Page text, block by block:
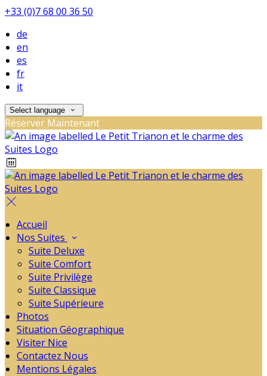
+33 (0)7 68 00 36 50
de
en
es
fr
it
Select language
Réserver Maintenant
Accueil
Nos Suites
Suite Deluxe
Suite Comfort
Suite Privilège
Suite Classique
Suite Supérieure
Photos
Situation Géographique
Visiter Nice
Contactez Nous
Mentions Légales